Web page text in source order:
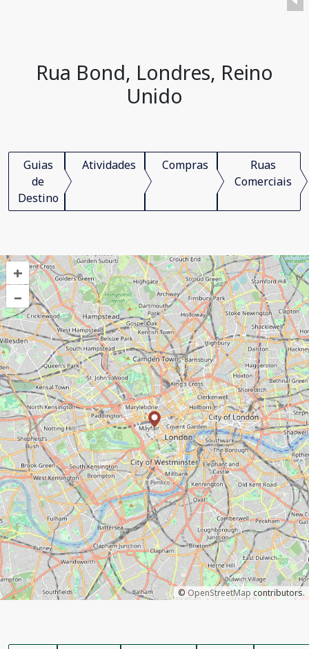
Rua Bond, Londres, Reino
Unido
Guias
de
Destino
Atividades Compras
Ruas
Comerciais
+
–
© OpenStreetMap contributors.